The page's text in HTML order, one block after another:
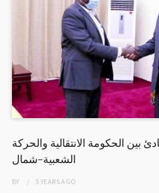
بين الحكومة الانتقالية والحركة
الشعبية-شمال
BY 5 YEARSAGO